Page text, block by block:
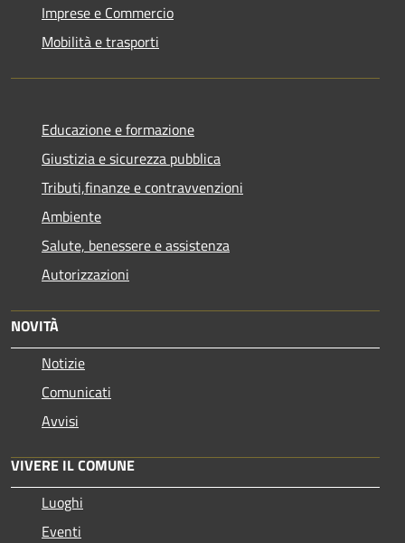
Imprese e Commercio
Mobilità e trasporti
Educazione e formazione
Giustizia e sicurezza pubblica
Tributi,finanze e contravvenzioni
Ambiente
Salute, benessere e assistenza
Autorizzazioni
NOVITÀ
Notizie
Comunicati
Avvisi
VIVERE IL COMUNE
Luoghi
Eventi